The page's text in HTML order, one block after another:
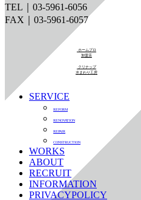
TEL｜03-5961-6056
FAX｜03-5961-6057
ホームプロ
加盟店
クリナップ
水まわり工房
SERVICE
REFORM
RENOVATION
REPAIR
CONSTRUCTION
WORKS
ABOUT
RECRUIT
INFORMATION
PRIVACYPOLICY